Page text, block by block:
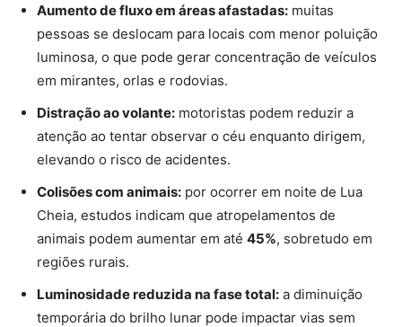
Aumento de fluxo em áreas afastadas: muitas
pessoas se deslocam para locais com menor poluição
luminosa, o que pode gerar concentração de veículos
em mirantes, orlas e rodovias.
Distração ao volante: motoristas podem reduzir a
atenção ao tentar observar o céu enquanto dirigem,
elevando o risco de acidentes.
Colisões com animais: por ocorrer em noite de Lua
Cheia, estudos indicam que atropelamentos de
animais podem aumentar em até 45%, sobretudo em
regiões rurais.
Luminosidade reduzida na fase total: a diminuição
temporária do brilho lunar pode impactar vias sem